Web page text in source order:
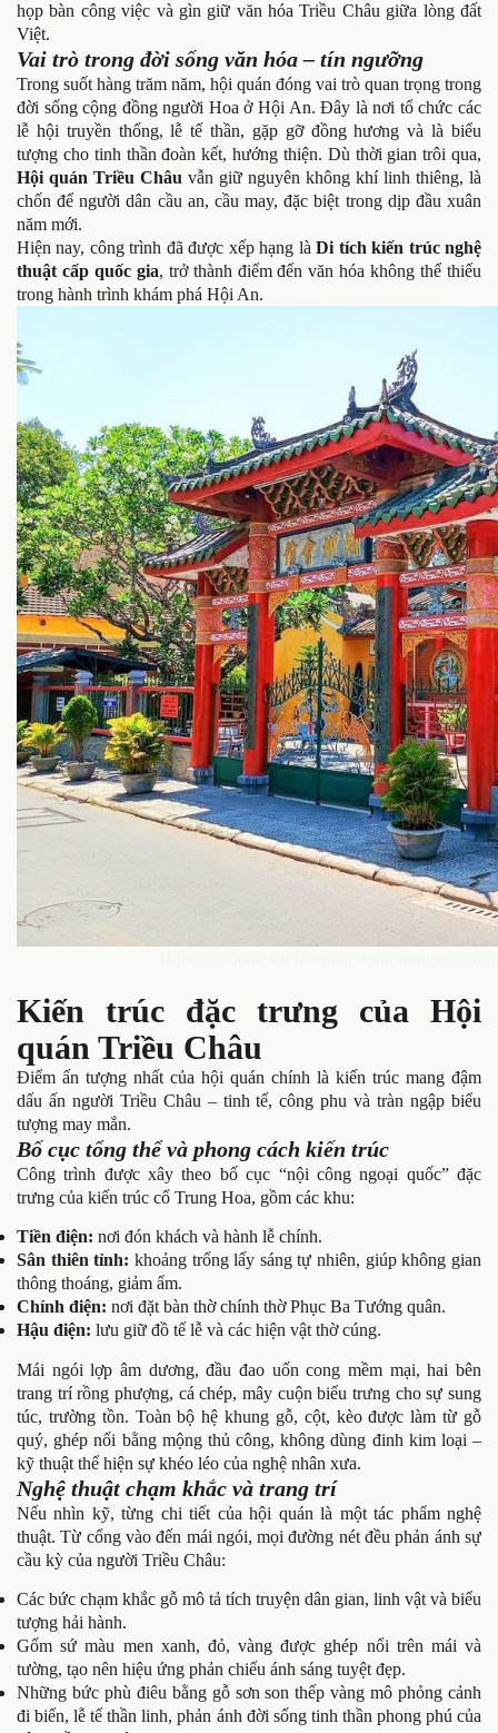
họp bàn công việc và gìn giữ văn hóa Triều Châu giữa lòng đất
Việt.
Vai trò trong đời sống văn hóa – tín ngưỡng
Trong suốt hàng trăm năm, hội quán đóng vai trò quan trọng trong
đời sống cộng đồng người Hoa ở Hội An. Đây là nơi tổ chức các
lễ hội truyền thống, lễ tế thần, gặp gỡ đồng hương và là biểu
tượng cho tinh thần đoàn kết, hướng thiện. Dù thời gian trôi qua,
Hội quán Triều Châu vẫn giữ nguyên không khí linh thiêng, là
chốn để người dân cầu an, cầu may, đặc biệt trong dịp đầu xuân
năm mới.
Hiện nay, công trình đã được xếp hạng làDi tích kiến trúc nghệ
thuật cấp quốc gia, trở thành điểm đến văn hóa không thể thiếu
trong hành trình khám phá Hội An.
Kiến trúc đặc trưng của Hội
quán Triều Châu
Điểm ấn tượng nhất của hội quán chính là kiến trúc mang đậm
dấu ấn người Triều Châu – tinh tế, công phu và tràn ngập biểu
tượng may mắn.
Bố cục tổng thể và phong cách kiến trúc
Công trình được xây theo bố cục “nội công ngoại quốc” đặc
trưng của kiến trúc cổ Trung Hoa, gồm các khu:
Tiền điện: nơi đón khách và hành lễ chính.
Sân thiên tỉnh: khoảng trống lấy sáng tự nhiên, giúp không gian
thông thoáng, giảm ẩm.
Chính điện: nơi đặt bàn thờ chính thờ Phục Ba Tướng quân.
Hậu điện: lưu giữ đồ tế lễ và các hiện vật thờ cúng.
Mái ngói lợp âm dương, đầu đao uốn cong mềm mại, hai bên
trang trírồng phượng, cá chép, mây cuộn biểu trưng cho sự sung
túc, trường tồn. Toàn bộ hệ khung gỗ, cột, kèo được làm từ gỗ
quý, ghép nối bằng mộng thủ công, không dùng đinh kim loại –
kỹ thuật thể hiện sự khéo léo của nghệ nhân xưa.
Nghệ thuật chạm khắc và trang trí
Nếu nhìn kỹ, từng chi tiết của hội quán là một tác phẩm nghệ
thuật. Từ cổng vào đến mái ngói, mọi đường nét đều phản ánh sự
cầu kỳ của người Triều Châu:
Các bức chạm khắc gỗ mô tả tích truyện dân gian, linh vật và biểu
tượng hải hành.
Gốm sứ màu men xanh, đỏ, vàng được ghép nổi trên mái và
tường, tạo nên hiệu ứng phản chiếu ánh sáng tuyệt đẹp.
Những bức phù điêu bằng gỗ sơn son thếp vàng mô phỏng cảnh
đi biển, lễ tế thần linh, phản ánh đời sống tinh thần phong phú của